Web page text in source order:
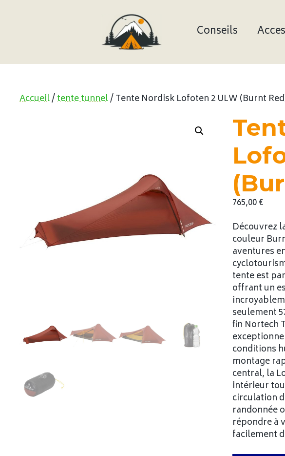
Conseils
Accueil/tente tunnel/ Tente Nordisk Lofoten 2 ULW (Burnt
765,00€
Découvrez
couleur
aventures
tente est
offrant un
seulement
fin Nortech
conditions
montage
central, la
intérieur
circulation
randonnée
répondre à
facilement